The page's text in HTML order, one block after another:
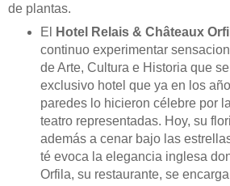
de plantas.
El
Hotel Relais & Châteaux Orfil
continuo experimentar
de Arte, Cultura e Historia que
exclusivo hotel que ya en los
paredes lo hicieron célebre por
teatro representadas. Hoy, su
además a cenar bajo las
té evoca la elegancia inglesa
Orfila, su restaurante, se